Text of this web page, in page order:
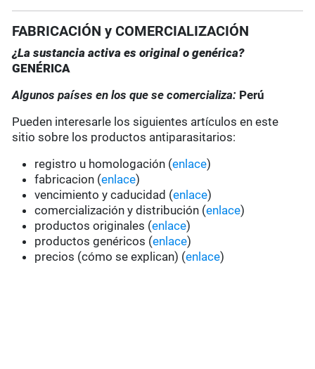
FABRICACIÓN y COMERCIALIZACIÓN
¿La sustancia activa es original o genérica?
GENÉRICA
Algunos países en los que se comercializa: Perú
Pueden interesarle los siguientes artículos en este
sitio sobre los productos antiparasitarios:
registro u homologación (enlace)
fabricacion (enlace)
vencimiento y caducidad (enlace)
comercialización y distribución (enlace)
productos originales (enlace)
productos genéricos (enlace)
precios (cómo se explican) (enlace)